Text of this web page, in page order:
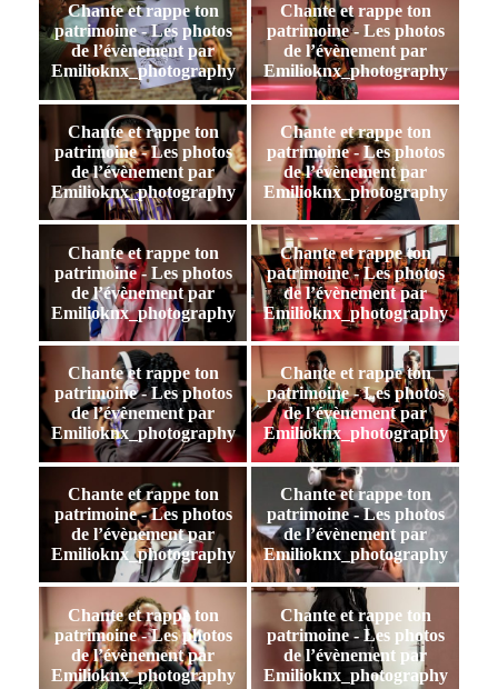
Chante et rappe ton
patrimoine - Les photos
de l’évènement par
Emilioknx_photography
Chante et rappe ton
patrimoine - Les photos
de l’évènement par
Emilioknx_photography
Chante et rappe ton
patrimoine - Les photos
de l’évènement par
Emilioknx_photography
Chante et rappe ton
patrimoine - Les photos
de l’évènement par
Emilioknx_photography
Chante et rappe ton
patrimoine - Les photos
de l’évènement par
Emilioknx_photography
Chante et rappe ton
patrimoine - Les photos
de l’évènement par
Emilioknx_photography
Chante et rappe ton
patrimoine - Les photos
de l’évènement par
Emilioknx_photography
Chante et rappe ton
patrimoine - Les photos
de l’évènement par
Emilioknx_photography
Chante et rappe ton
patrimoine - Les photos
de l’évènement par
Emilioknx_photography
Chante et rappe ton
patrimoine - Les photos
de l’évènement par
Emilioknx_photography
Chante et rappe ton
patrimoine - Les photos
de l’évènement par
Emilioknx_photography
Chante et rappe ton
patrimoine - Les photos
de l’évènement par
Emilioknx_photography